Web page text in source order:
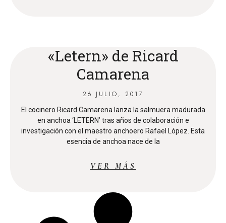
«Letern» de Ricard
Camarena
26 JULIO, 2017
El cocinero Ricard Camarena lanza la salmuera madurada
en anchoa ‘LETERN’ tras años de colaboración e
investigación con el maestro anchoero Rafael López. Esta
esencia de anchoa nace de la
VER MÁS